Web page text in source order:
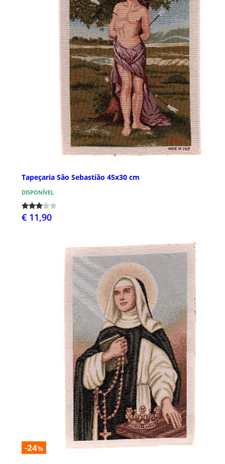
Tapeçaria São Sebastião 45x30 cm
DISPONÍVEL
€ 11,90
-24%